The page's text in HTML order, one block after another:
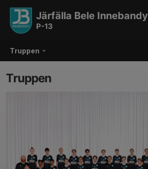
Truppen
Järfälla Bele Innebandy
P-13
Truppen